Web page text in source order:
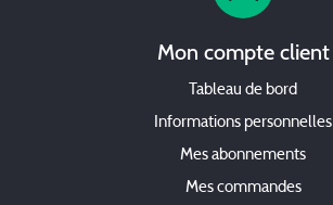
Mon compte client
Tableau de bord
Informations personnelles
Mes abonnements
Mes commandes